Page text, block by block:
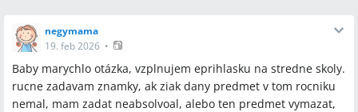
negymama
19. feb 2026 •
Baby marychlo otázka, vzplnujem eprihlasku na stredne skoly.
rucne zadavam znamky, ak ziak dany predmet v tom rocniku
nemal, mam zadat neabsolvoal, alebo ten predmet vymazat,